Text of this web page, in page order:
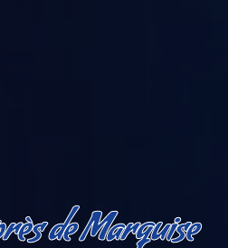
de Marquise